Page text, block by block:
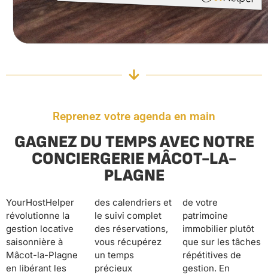
Reprenez votre agenda en main
GAGNEZ DU TEMPS AVEC NOTRE
CONCIERGERIE MÂCOT-LA-
PLAGNE
YourHostHelper
révolutionne la
gestion locative
saisonnière à
Mâcot-la-Plagne
en libérant les
des calendriers et
le suivi complet
des réservations,
vous récupérez
un temps
précieux
de votre
patrimoine
immobilier plutôt
que sur les tâches
répétitives de
gestion. En